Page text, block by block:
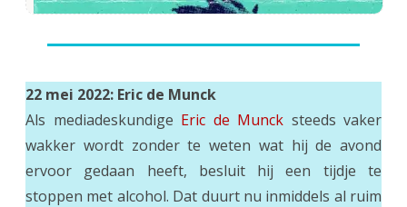
22 mei 2022: Eric de Munck
Als mediadeskundige Eric de Munck steeds vaker
wakker wordt zonder te weten wat hij de avond
ervoor gedaan heeft, besluit hij een tijdje te
stoppen met alcohol. Dat duurt nu inmiddels al ruim